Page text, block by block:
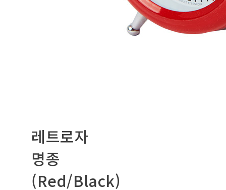
레트로자
명종
(Red/Black)